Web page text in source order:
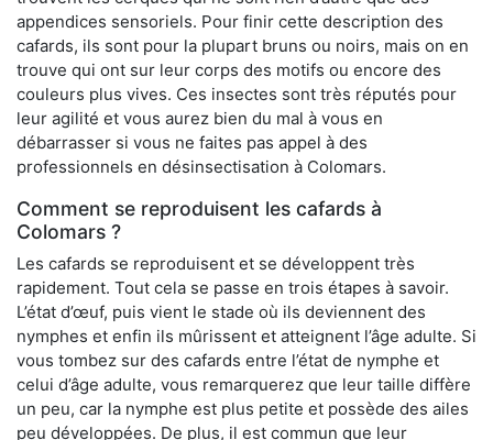
appendices sensoriels. Pour finir cette description des
cafards, ils sont pour la plupart bruns ou noirs, mais on en
trouve qui ont sur leur corps des motifs ou encore des
couleurs plus vives. Ces insectes sont très réputés pour
leur agilité et vous aurez bien du mal à vous en
débarrasser si vous ne faites pas appel à des
professionnels en désinsectisation à Colomars.
Comment se reproduisent les cafards à
Colomars ?
Les cafards se reproduisent et se développent très
rapidement. Tout cela se passe en trois étapes à savoir.
L’état d’œuf, puis vient le stade où ils deviennent des
nymphes et enfin ils mûrissent et atteignent l’âge adulte. Si
vous tombez sur des cafards entre l’état de nymphe et
celui d’âge adulte, vous remarquerez que leur taille diffère
un peu, car la nymphe est plus petite et possède des ailes
peu développées. De plus, il est commun que leur